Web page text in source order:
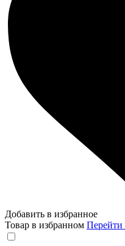
Добавить в избранное
Товар в избранном Перейти